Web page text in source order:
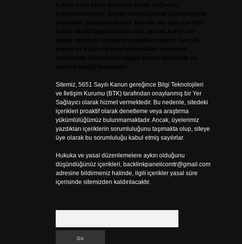
Sitemiz, 5651 Sayılı Kanun gereğince Bilgi Teknolojileri
ve İletişim Kurumu (BTK) tarafından onaylanmış bir Yer
Sağlayıcı olarak hizmet vermektedir. Bu nedenle, sitedeki
içerikleri proaktif olarak denetleme veya araştırma
yükümlülüğümüz bulunmamaktadır. Ancak, üyelerimiz
yazdıkları içeriklerin sorumluluğunu taşımakta olup, siteye
üye olarak bu sorumluluğu kabul etmiş sayılırlar.
Hukuka ve yasal düzenlemelere aykırı olduğunu
düşündüğünüz içerikleri, backlinkpanelicomtr@gmail.com
adresine bildirmeniz halinde, ilgili içerikler yasal süre
içerisinde sitemizden kaldırılacaktır.